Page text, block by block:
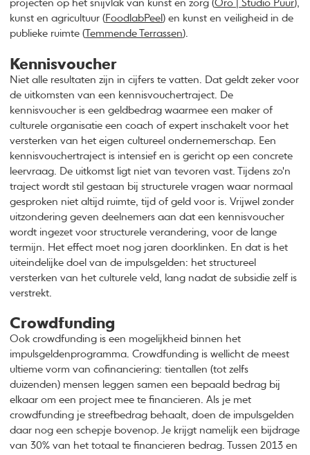
projecten op het snijvlak van kunst en zorg (Oro | Studio Puur),
kunst en agricultuur (FoodlabPeel ) en kunst en veiligheid in de
publieke ruimte ( Temmende Terrassen).
Kennisvoucher
Niet alle resultaten zijn in cijfers te vatten. Dat geldt zeker voor
de uitkomsten van een kennisvouchertraject. De
kennisvoucher is een geldbedrag waarmee een maker of
culturele organisatie een coach of expert inschakelt voor het
versterken van het eigen cultureel ondernemerschap. Een
kennisvouchertraject is intensief en is gericht op een concrete
leervraag. De uitkomst ligt niet van tevoren vast. Tijdens zo'n
traject wordt stil gestaan bij structurele vragen waar normaal
gesproken niet altijd ruimte, tijd of geld voor is. Vrijwel zonder
uitzondering geven deelnemers aan dat een kennisvoucher
wordt ingezet voor structurele verandering, voor de lange
termijn. Het effect moet nog jaren doorklinken. En dat is het
uiteindelijke doel van de impulsgelden: het structureel
versterken van het culturele veld, lang nadat de subsidie zelf is
verstrekt.
Crowdfunding
Ook crowdfunding is een mogelijkheid binnen het
impulsgeldenprogramma. Crowdfunding is wellicht de meest
ultieme vorm van cofinanciering: tientallen (tot zelfs
duizenden) mensen leggen samen een bepaald bedrag bij
elkaar om een project mee te financieren. Als je met
crowdfunding je streefbedrag behaalt, doen de impulsgelden
daar nog een schepje bovenop. Je krijgt namelijk een bijdrage
van 30% van het totaal te financieren bedrag. Tussen 2013 en